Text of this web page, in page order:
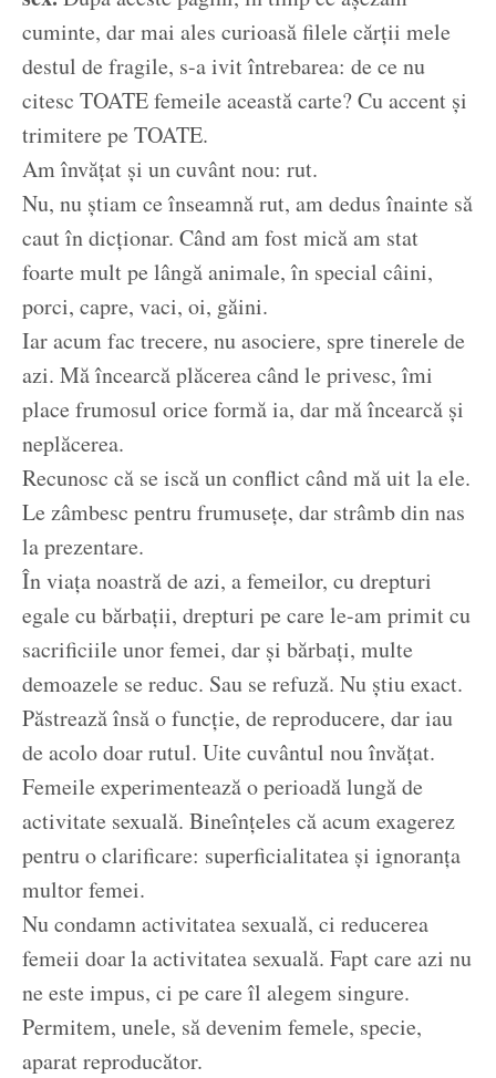
cuminte, dar mai ales curioasă filele cărții mele
destul de fragile, s-a ivit întrebarea: de ce nu
citesc TOATE femeile această carte? Cu accent și
trimitere pe TOATE.
Am învățat și un cuvânt nou: rut.
Nu, nu știam ce înseamnă rut, am dedus înainte să
caut în dicționar. Când am fost mică am stat
foarte mult pe lângă animale, în special câini,
porci, capre, vaci, oi, găini.
Iar acum fac trecere, nu asociere, spre tinerele de
azi. Mă încearcă plăcerea când le privesc, îmi
place frumosul orice formă ia, dar mă încearcă și
neplăcerea.
Recunosc că se iscă un conflict când mă uit la ele.
Le zâmbesc pentru frumusețe, dar strâmb din nas
la prezentare.
În viața noastră de azi, a femeilor, cu drepturi
egale cu bărbații, drepturi pe care le-am primit cu
sacrificiile unor femei, dar și bărbați, multe
demoazele se reduc. Sau se refuză. Nu știu exact.
Păstrează însă o funcție, de reproducere, dar iau
de acolo doar rutul. Uite cuvântul nou învățat.
Femeile experimentează o perioadă lungă de
activitate sexuală. Bineînțeles că acum exagerez
pentru o clarificare: superficialitatea și ignoranța
multor femei.
Nu condamn activitatea sexuală, ci reducerea
femeii doar la activitatea sexuală. Fapt care azi nu
ne este impus, ci pe care îl alegem singure.
Permitem, unele, să devenim femele, specie,
aparat reproducător.